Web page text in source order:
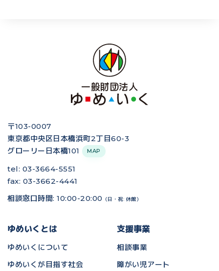
〒103-0007
東京都中央区日本橋浜町2丁目60-3
グローリー日本橋101
MAP
tel: 03-3664-5551
fax: 03-3662-4441
相談窓口時間: 10:00-20:00
（日・祝: 休館）
ゆめいくとは
ゆめいくについて
ゆめいくが目指す社会
支援事業
相談事業
障がい児アート